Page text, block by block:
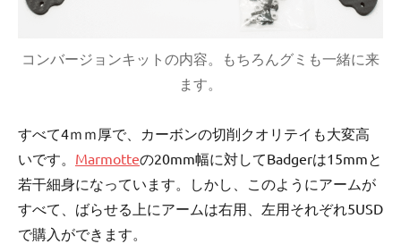
コンバージョンキットの内容。もちろんグミも一緒に来
ます。
すべて4ｍｍ厚で、カーボンの切削クオリテイも大変高
いです。 Marmotteの20mm幅に対してBadgerは15mmと
若干細身になっています。しかし、このようにアームが
すべて、ばらせる上にアームは右用、左用それぞれ5USD
で購入ができます。